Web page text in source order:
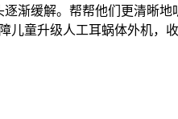
缓解。帮帮他们更清晰地
童升级人工耳蜗体外机，收